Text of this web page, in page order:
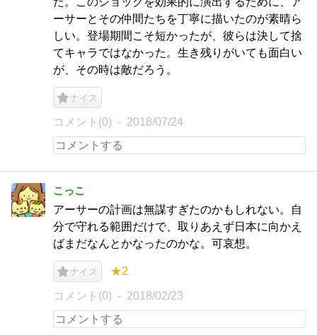
ーサーとその仲間たちを丁寧に描いたのが素晴ら
しい。登場期間こそ短かったが、彼らは決して捨
てキャラではなかった。生き残りがいても面白い
が、その時は敵だろう。
ナイス
コメント(0) 2018/07/24
こっこ
アーサーの計画は無謀すぎたのかもしれない。自
分で守れる範囲だけで、取りあえず日本に向かえ
ばまだなんとかなったのかな。可哀想。
ナイス ★2
コメント(0) 2018/02/23